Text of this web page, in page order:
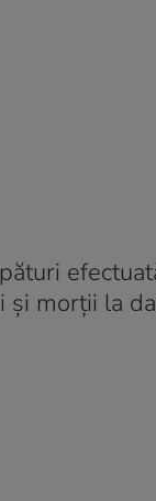
și morții la